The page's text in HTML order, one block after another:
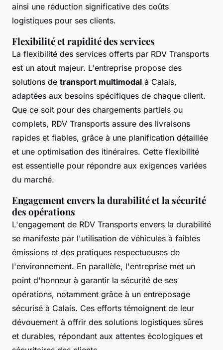
ainsi une réduction significative des coûts
logistiques pour ses clients.
Flexibilité et rapidité des services
La flexibilité des services offerts par RDV Transports
est un atout majeur. L'entreprise propose des
solutions de transport multimodal à Calais,
adaptées aux besoins spécifiques de chaque client.
Que ce soit pour des chargements partiels ou
complets, RDV Transports assure des livraisons
rapides et fiables, grâce à une planification détaillée
et une optimisation des itinéraires. Cette flexibilité
est essentielle pour répondre aux exigences variées
du marché.
Engagement envers la durabilité et la sécurité
des opérations
L'engagement de RDV Transports envers la durabilité
se manifeste par l'utilisation de véhicules à faibles
émissions et des pratiques respectueuses de
l'environnement. En parallèle, l'entreprise met un
point d'honneur à garantir la sécurité de ses
opérations, notamment grâce à un entreposage
sécurisé à Calais. Ces efforts témoignent de leur
dévouement à offrir des solutions logistiques sûres
et durables, répondant aux attentes écologiques et